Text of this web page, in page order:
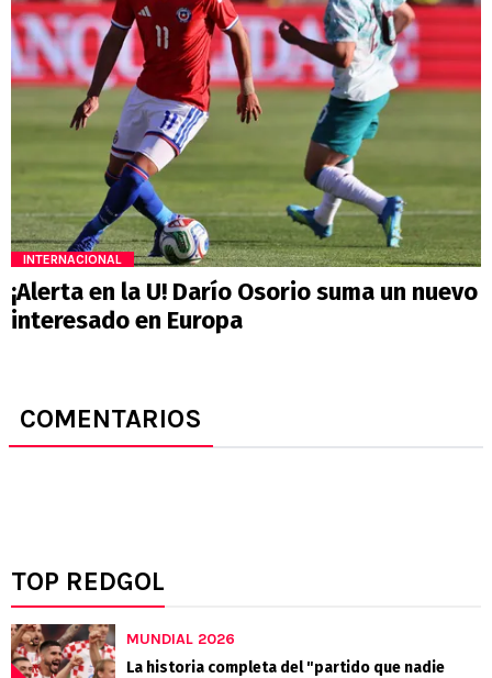
INTERNACIONAL
¡Alerta en la U! Darío Osorio suma un nuevo
interesado en Europa
COMENTARIOS
TOP REDGOL
MUNDIAL 2026
La historia completa del "partido que nadie